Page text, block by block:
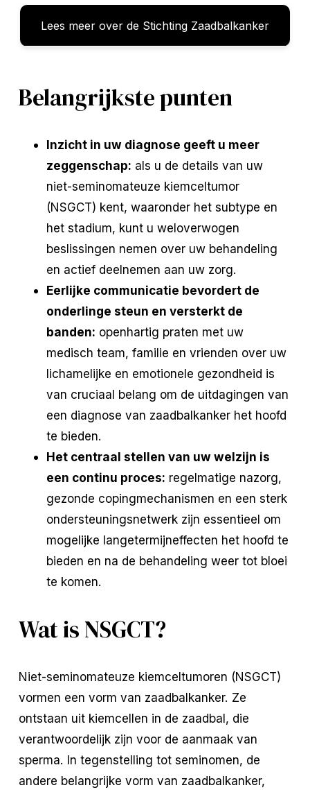
Lees meer over de Stichting Zaadbalkanker
Belangrijkste punten
Inzicht in uw diagnose geeft u meer
zeggenschap: als u de details van uw
niet-seminomateuze kiemceltumor
(NSGCT) kent, waaronder het subtype en
het stadium, kunt u weloverwogen
beslissingen nemen over uw behandeling
en actief deelnemen aan uw zorg.
Eerlijke communicatie bevordert de
onderlinge steun en versterkt de
banden: openhartig praten met uw
medisch team, familie en vrienden over uw
lichamelijke en emotionele gezondheid is
van cruciaal belang om de uitdagingen van
een diagnose van zaadbalkanker het hoofd
te bieden.
Het centraal stellen van uw welzijn is
een continu proces: regelmatige nazorg,
gezonde copingmechanismen en een sterk
ondersteuningsnetwerk zijn essentieel om
mogelijke langetermijneffecten het hoofd te
bieden en na de behandeling weer tot bloei
te komen.
Wat is NSGCT?
Niet-seminomateuze kiemceltumoren (NSGCT)
vormen een vorm van zaadbalkanker. Ze
ontstaan uit kiemcellen in de zaadbal, die
verantwoordelijk zijn voor de aanmaak van
sperma. In tegenstelling tot seminomen, de
andere belangrijke vorm van zaadbalkanker,